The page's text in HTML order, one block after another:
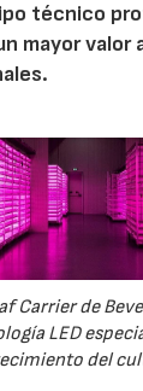
técnico
mayor valor
Carrier de
LED
del